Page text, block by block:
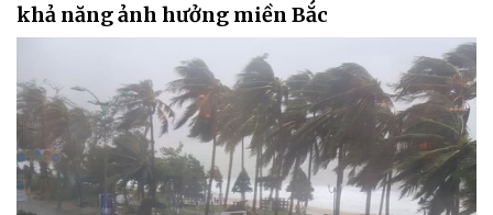
khả năng ảnh hưởng miền Bắc